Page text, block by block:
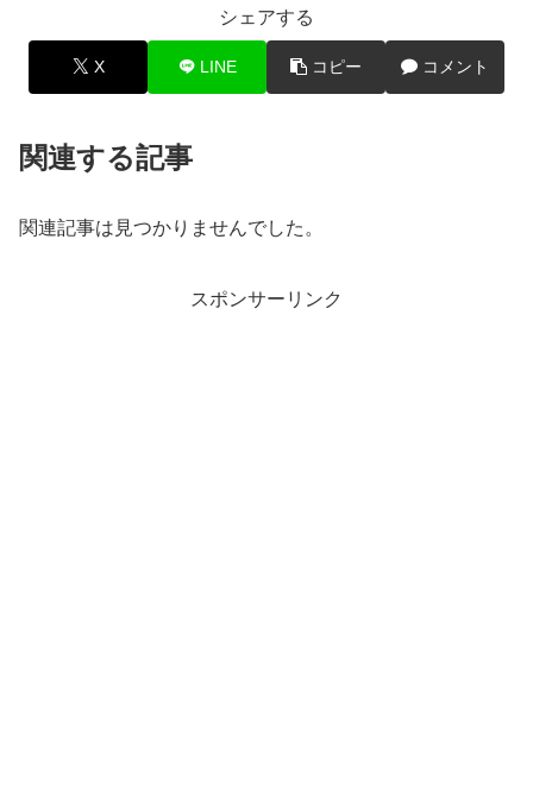
シェアする
X LINE コピー コメント
関連する記事
関連記事は見つかりませんでした。
スポンサーリンク